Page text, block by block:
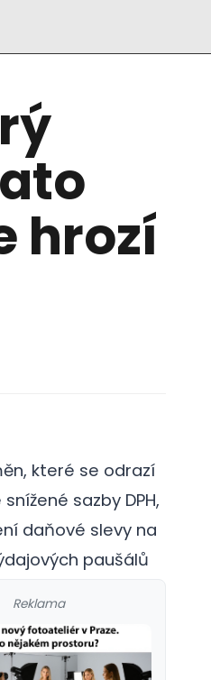
hrozí
které se odrazí
sazby DPH,
daňové slevy na
paušálů
Reklama